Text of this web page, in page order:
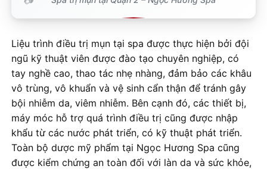
Liệu trình điều trị mụn tại spa được thực hiện bởi đội
ngũ kỹ thuật viên được đào tạo chuyên nghiệp, có
tay nghề cao, thao tác nhẹ nhàng, đảm bảo các khâu
vô trùng, vô khuẩn và vệ sinh cẩn thận để tránh gây
bội nhiễm da, viêm nhiễm. Bên cạnh đó, các thiết bị,
máy móc hỗ trợ quá trình điều trị cũng được nhập
khẩu từ các nước phát triển, có kỹ thuật phát triển.
Toàn bộ dược mỹ phẩm tại Ngọc Hương Spa cũng
được kiểm chứng an toàn đối với làn da và sức khỏe,